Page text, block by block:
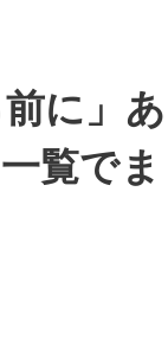
に」あ
覧でま